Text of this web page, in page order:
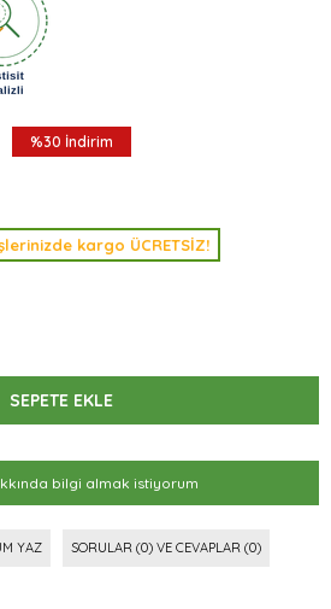
%30 İndirim
kargo ÜCRETSİZ!
bilgi almak istiyorum
YAZ SORULAR (0) VE CEVAPLAR (0)